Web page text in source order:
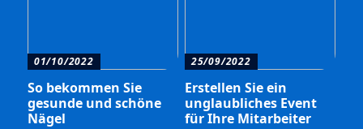
01/10/2022
So bekommen Sie
gesunde und schöne
Nägel
25/09/2022
Erstellen Sie ein
unglaubliches Event
für Ihre Mitarbeiter